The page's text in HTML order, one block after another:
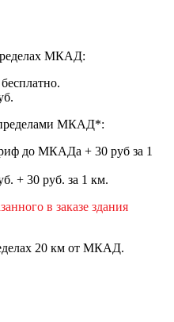
МКАД:
пределами МКАД*:
до МКАДа + 30 руб за 1
+ 30 руб. за 1 км.
в заказе здания
20 км от МКАД.